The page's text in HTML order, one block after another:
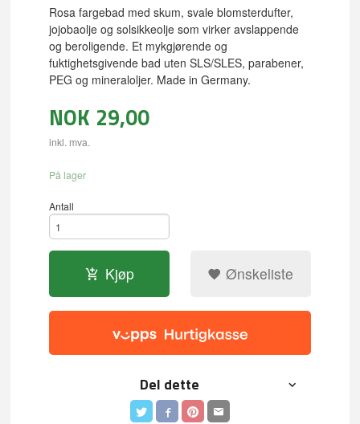
Rosa fargebad med skum, svale blomsterdufter,
jojobaolje og solsikkeolje som virker avslappende
og beroligende. Et mykgjørende og
fuktighetsgivende bad uten SLS/SLES, parabener,
PEG og mineraloljer. Made in Germany.
NOK 29,00
inkl. mva.
På lager
Antall
Kjøp Ønskeliste
Del dette